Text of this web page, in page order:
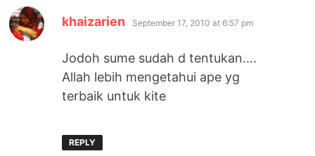
khaizarien says:
September 17, 2010 at 6:57 pm
Jodoh sume sudah d tentukan….
Allah lebih mengetahui ape yg
terbaik untuk kite
REPLY